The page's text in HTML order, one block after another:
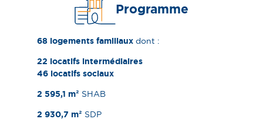
Programme
68 logements familiaux dont :
22 locatifs intermédiaires
46 locatifs sociaux
2 595,1 m² SHAB
2 930,7 m² SDP